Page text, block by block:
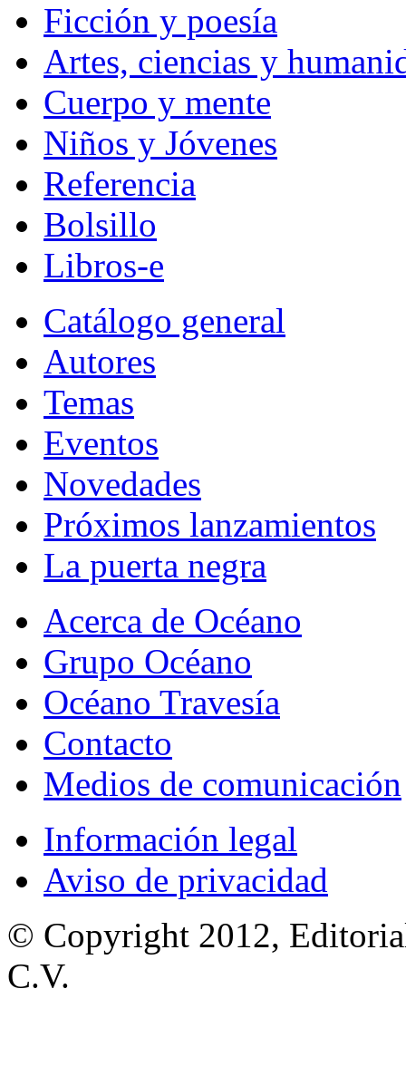
Ficción y poesía
Artes, ciencias y
Cuerpo y mente
Niños y Jóvenes
Referencia
Bolsillo
Libros-e
Catálogo general
Autores
Temas
Eventos
Novedades
Próximos lanzamientos
La puerta negra
Acerca de Océano
Grupo Océano
Océano Travesía
Contacto
Medios de comunicación
Información legal
Aviso de privacidad
© Copyright 2012,
C.V.